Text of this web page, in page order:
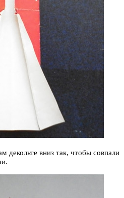
декольте вниз так, чтобы совпали